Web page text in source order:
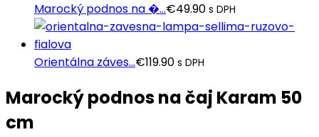
Marocký podnos na �...€49.90 s DPH
Orientálna záves...€119.90 s DPH
Marocký podnos na čaj Karam 50
cm